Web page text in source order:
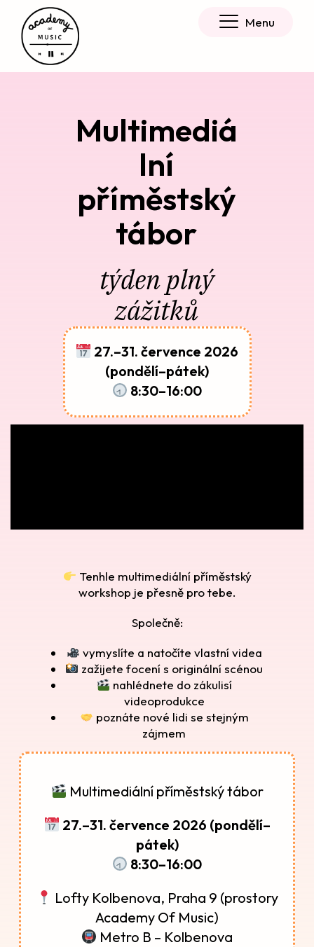
Menu
Multimediá
lní
příměstský
tábor
týden plný
zážitků
27.–31. července 2026
(pondělí–pátek)
8:30–16:00
Tenhle multimediální příměstský
workshop je přesně pro tebe.
Společně:
vymyslíte a natočíte vlastní videa
zažijete focení s originální scénou
nahlédnete do zákulisí
videoprodukce
poznáte nové lidi se stejným
zájmem
Multimediální příměstský tábor
27.–31. července 2026 (pondělí–
pátek)
8:30–16:00
Lofty Kolbenova, Praha 9 (prostory
Academy Of Music)
Metro B – Kolbenova